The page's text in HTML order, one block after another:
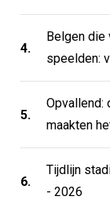
4.
Belgen die
speelden:
5.
Opvallend:
maakten
6.
Tijdlijn
- 2026